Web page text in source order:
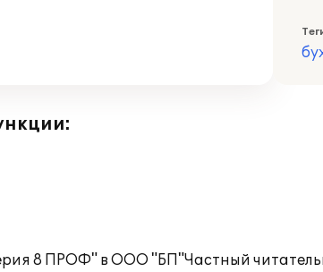
8 ПРОФ" в ООО "БП"Частный